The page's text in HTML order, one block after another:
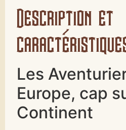
Description et
Les
Europe, cap
Continent